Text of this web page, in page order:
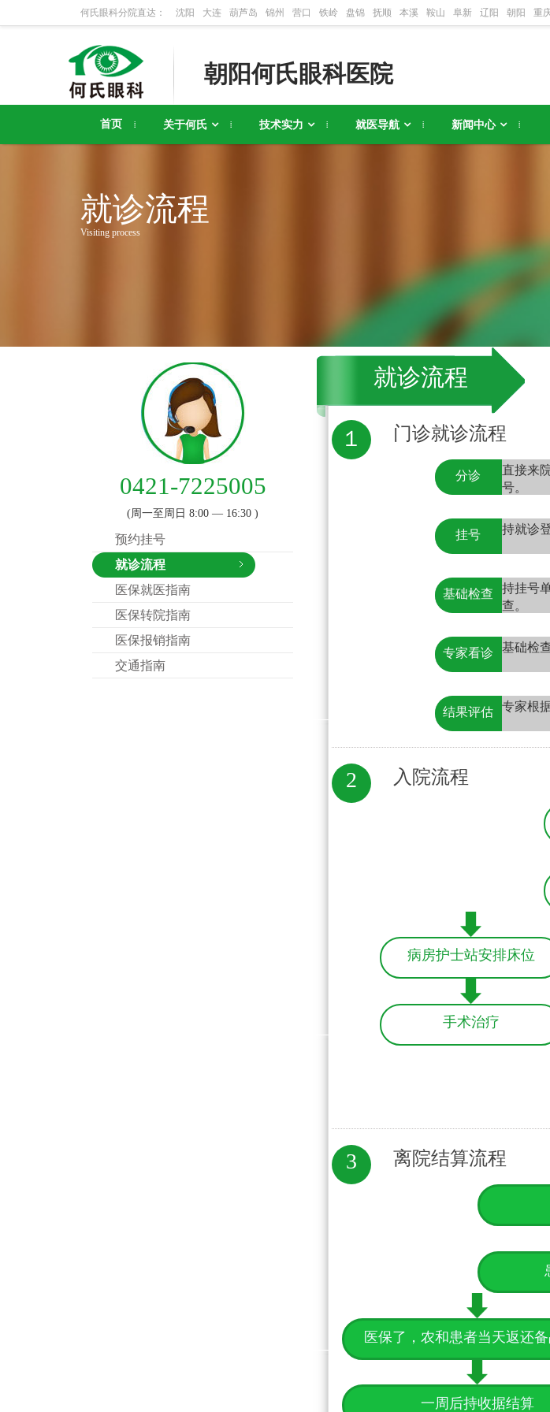
何氏眼科分院直达： 沈阳 大连 葫芦岛 锦州 营口 铁岭 盘锦 抚顺 本溪 鞍山 阜新 辽阳 朝阳 重
朝阳何氏眼科医院
首页 关于何氏 技术实力 就医导航 新闻中心
就诊流程
Visiting process
0421-7225005
(周一至周日 8:00 — 16:30 )
预约挂号
就诊流程
医保就医指南
医保转院指南
医保报销指南
交通指南
就诊流程
１ 门诊就诊流程
分诊
直接来
号。
挂号 持就诊
基础检查
持挂号
查。
专家看诊 基础检
结果评估 专家根
2 入院流程
病房护士站安排床位
手术治疗
3 离院结算流程
医保了，农和患者当天返还
一周后持收据结算